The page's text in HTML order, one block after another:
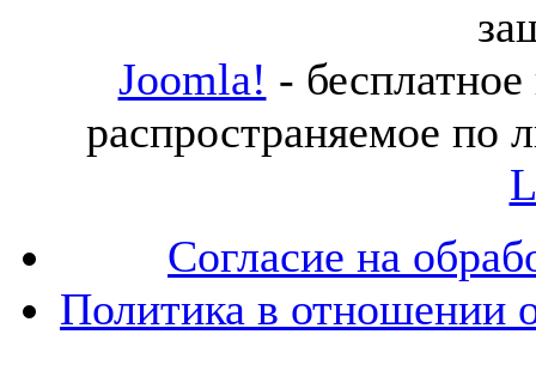
Joomla! -
распространяемое по
Согласие на
Политика в отношении